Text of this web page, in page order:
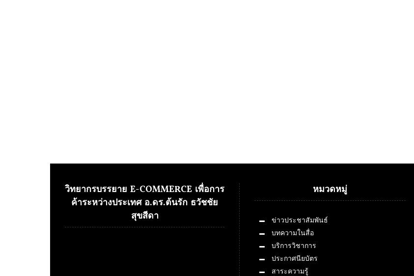
วิทยากรบรรยาย E-COMMERCE เพื่อการ
ค้าระหว่างประเทศ อ.ดร.ต้นรัก ธวัชชัย
สุขสีดา
หมวดหมู่
ข่าวประชาสัมพันธ์
บทความในสื่อ
บริการวิชาการ
ประกาศนียบัตร
สาระความรู้